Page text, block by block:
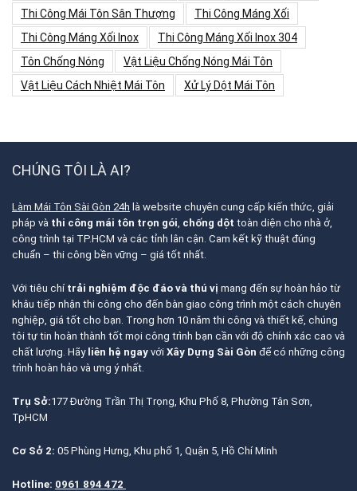
Thi Công Mái Tôn Sân Thượng
Thi Công Máng Xối
Thi Công Máng Xối Inox
Thi Công Máng Xối Inox 304
Tôn Chống Nóng
Vật Liệu Chống Nóng Mái Tôn
Vật Liệu Cách Nhiệt Mái Tôn
Xử Lý Dột Mái Tôn
CHÚNG TÔI LÀ AI?
Làm Mái Tôn Sài Gòn 24h là website chuyên cung cấp kiến thức, giải
pháp và thi công mái tôn trọn gói, chống dột toàn diện cho nhà ở,
công trình tại TP.HCM và các tỉnh lân cận. Cam kết kỹ thuật đúng
chuẩn – thi công bền vững – giá tốt nhất.
Với tiêu chí trải nghiệm độc đáo và thú vị mang đến sự hoàn hảo từ
khâu tiếp nhận thi công cho đến bàn giao công trình một cách chuyên
nghiệp, giá tốt cho bạn. Trong hơn 10 năm thi công và thiết kế, chúng
tôi tự tin hoàn thành tốt mọi công trình bạn cần với độ chính xác cao và
chất lượng. Hãy liên hệ ngay với Xây Dựng Sài Gòn để có những công
trình hoàn hảo và ưng ý nhất.
Trụ Sở:177 Đường Trần Thị Trọng, Khu Phố 8, Phường Tân Sơn,
TpHCM
Cơ Sở 2: 05 Phùng Hưng, Khu phố 1, Quận 5, Hồ Chí Minh
Hotline: 0961 894 472